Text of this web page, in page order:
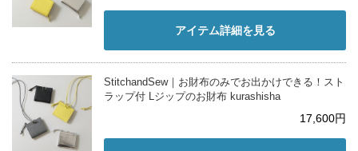
アイテム詳細を見る
StitchandSew｜お財布のみでお出かけできる！スト
ラップ付 Lジップのお財布 kurashisha
17,600円